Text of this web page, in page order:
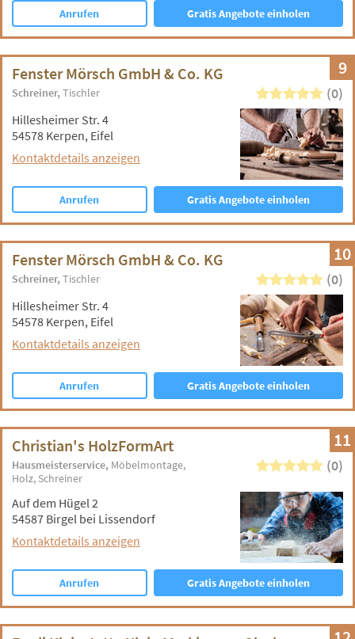
Anrufen Gratis Angebote einholen
9
Fenster Mörsch GmbH & Co. KG
Schreiner Tischler (0)
Hillesheimer Str. 4
54578 Kerpen, Eifel
Kontaktdetails anzeigen
Anrufen Gratis Angebote einholen
10
Fenster Mörsch GmbH & Co. KG
Schreiner Tischler (0)
Hillesheimer Str. 4
54578 Kerpen, Eifel
Kontaktdetails anzeigen
Anrufen Gratis Angebote einholen
11
Christian's HolzFormArt
Hausmeisterservice Möbelmontage
Holz Schreiner
(0)
Auf dem Hügel 2
54587 Birgel bei Lissendorf
Kontaktdetails anzeigen
Anrufen Gratis Angebote einholen